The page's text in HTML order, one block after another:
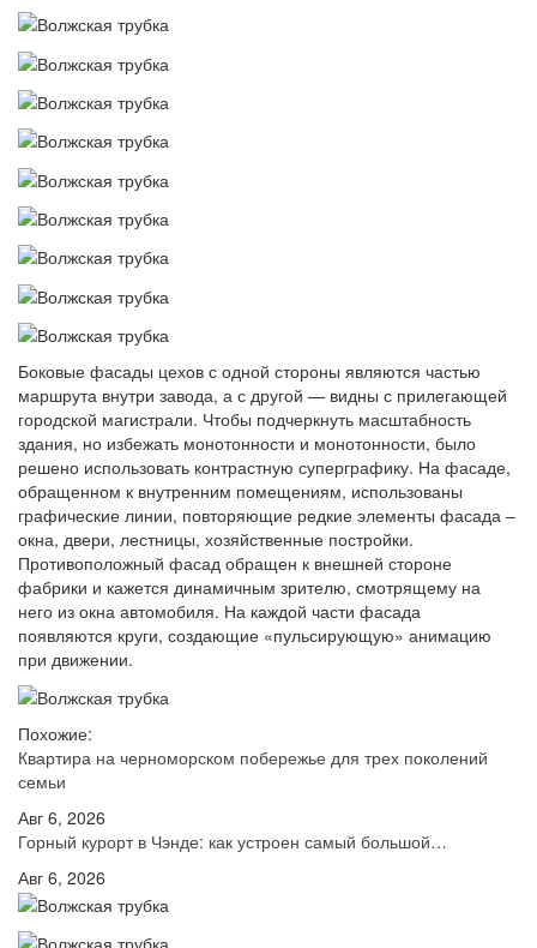
Боковые фасады цехов с одной стороны являются частью
маршрута внутри завода, а с другой — видны с прилегающей
городской магистрали. Чтобы подчеркнуть масштабность
здания, но избежать монотонности и монотонности, было
решено использовать контрастную суперграфику. На фасаде,
обращенном к внутренним помещениям, использованы
графические линии, повторяющие редкие элементы фасада –
окна, двери, лестницы, хозяйственные постройки.
Противоположный фасад обращен к внешней стороне
фабрики и кажется динамичным зрителю, смотрящему на
него из окна автомобиля. На каждой части фасада
появляются круги, создающие «пульсирующую» анимацию
при движении.
Похожие:
Квартира на черноморском побережье для трех поколений
семьи
Авг 6, 2026
Горный курорт в Чэнде: как устроен самый большой…
Авг 6, 2026